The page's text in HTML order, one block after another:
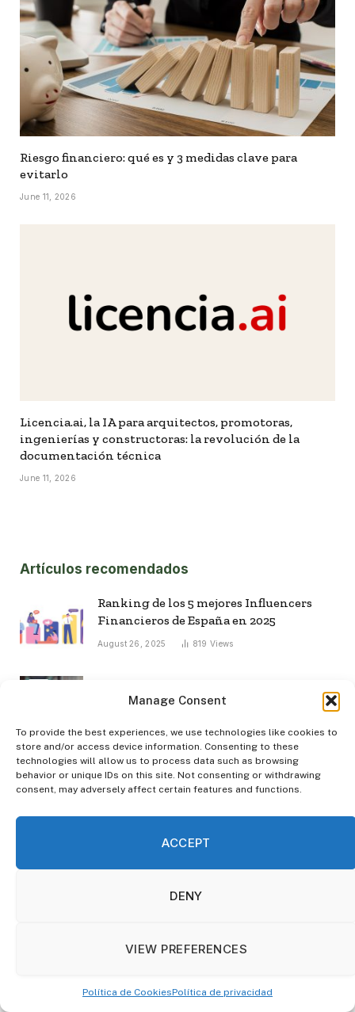
Manage Consent
To provide the best experiences, we use technologies like cookies to
store and/or access device information. Consenting to these
technologies will allow us to process data such as browsing
behavior or unique IDs on this site. Not consenting or withdrawing
consent, may adversely affect certain features and functions.
ACCEPT
DENY
VIEW PREFERENCES
Política de CookiesPolítica de privacidad
Riesgo financiero: qué es y 3 medidas clave para
evitarlo
June 11, 2026
Licencia.ai, la IA para arquitectos, promotoras,
ingenierías y constructoras: la revolución de la
documentación técnica
June 11, 2026
Artículos recomendados
Ranking de los 5 mejores Influencers
Financieros de España en 2025
August 26, 2025 819Views
se ha consolidado como la herramienta
españoles”
February 16, 2026 317 Views
Ranking de los mejores neobancos para
empresas en 2026: comparativa